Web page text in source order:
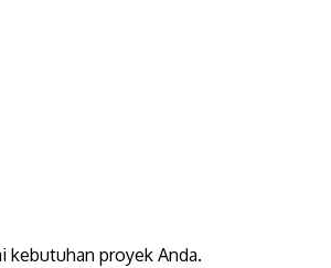
kebutuhan proyek Anda.